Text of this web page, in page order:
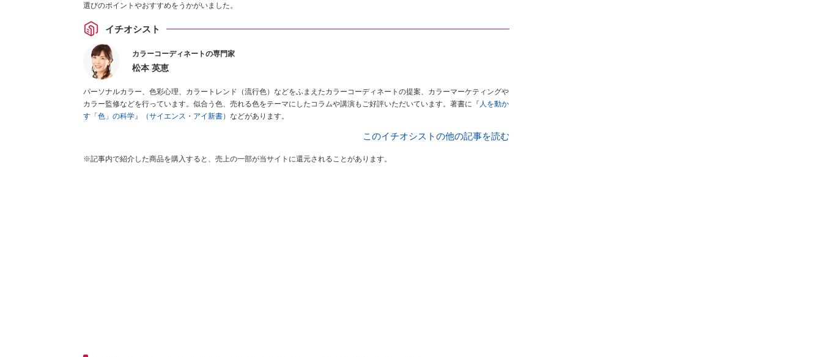
選びのポイントやおすすめをうかがいました。
イチオシスト
カラーコーディネートの専門家
松本 英恵
パーソナルカラー、色彩心理、カラートレンド（流行色）などをふまえたカラーコーディネートの提案、カラーマーケティングや
カラー監修などを行っています。似合う色、売れる色をテーマにしたコラムや講演もご好評いただいています。著書に 『人を動か
す「色」の科学』（サイエンス・アイ新書） などがあります。
このイチオシストの他の記事を読む
※記事内で紹介した商品を購入すると、売上の一部が当サイトに還元されることがあります。